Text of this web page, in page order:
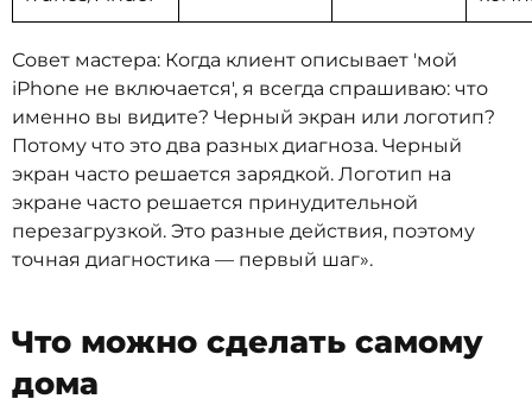
Совет мастера: Когда клиент описывает 'мой
iPhone не включается', я всегда спрашиваю: что
именно вы видите? Черный экран или логотип?
Потому что это два разных диагноза. Черный
экран часто решается зарядкой. Логотип на
экране часто решается принудительной
перезагрузкой. Это разные действия, поэтому
точная диагностика — первый шаг».
Что можно сделать самому
дома